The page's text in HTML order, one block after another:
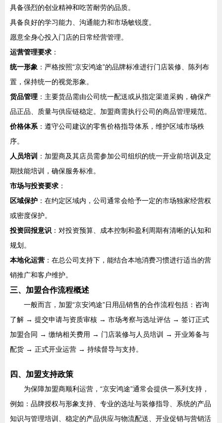
具备强烈的创业精神和吃苦耐劳的品质。
具备良好的学习能力、沟通能力和市场敏锐度。
愿意全身心投入门店的日常经营管理。
运营管理要求 ：
统一形象 ：严格按照“京安鸿途”的品牌标准进行门店装修、陈列布
置，保持统一的视觉形象。
货品管理 ：主要货品需由公司统一配送或从指定渠道采购，确保产
品正品、质量与供应链稳定。加盟商需执行公司的商品管理规范。
价格体系 ：遵守公司建议的零售价格指导体系，维护区域市场秩
序。
人员培训
：加盟商及其店员需参加公司组织的统一开业前培训及定
期技能培训，确保服务标准。
市场与投资要求 ：
区域保护 ：在约定区域内，公司通常会给予一定的市场独家经营权
或密度保护。
投资回报意识 ：对投资预算、成本控制和盈利周期有清晰的认知和
规划。
本地化运营 ：在总公司支持下，能结合本地消费习惯进行适当的营
销推广和客户维护。
三、加盟合作流程概述
一般而言，加盟“京安鸿途”日用品销售的合作流程包括：咨询
了解 → 提交申请与资质审核 → 市场考察与选址评估 → 签订正式
加盟合同 → 缴纳相关费用 → 门店装修与人员培训 → 开业筹备与
配货 → 正式开业运营 → 持续督导与支持。
四、加盟支持政策
为保障加盟商顺利运营，“京安鸿途”通常会提供一系列支持，
例如：品牌授权与形象支持、专业的选址与装修指导、系统的产品
知识与管理培训、稳定的产品供应与物流配送、开业促销与营销活